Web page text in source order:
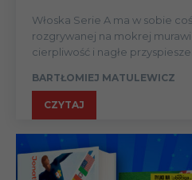
Włoska Serie A ma w sobie
rozgrywanej na mokrej
cierpliwość i nagłe
BARTŁOMIEJ MATULEWICZ
CZYTAJ